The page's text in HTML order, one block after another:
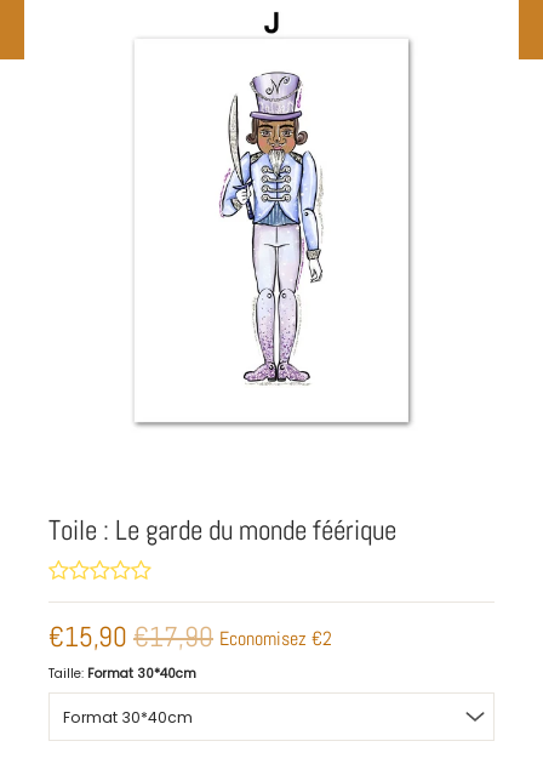
Toile : Le garde du monde féérique
€15,90 €17,90 Economisez €2
Taille: Format 30*40cm